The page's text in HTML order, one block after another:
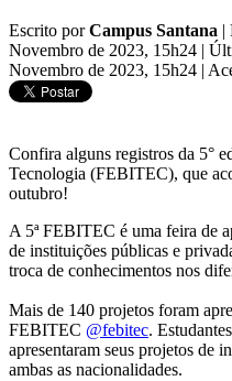
Escrito porCampus Santana |
Novembro de 2023, 15h24 |
Novembro de 2023, 15h24 |
Confira alguns registros da 5°
Tecnologia (FEBITEC), que
outubro!
A 5ª FEBITEC é uma feira de
de instituições públicas e
troca de conhecimentos nos
Mais de 140 projetos foram
FEBITEC @febitec.
apresentaram seus projetos de
ambas as nacionalidades.